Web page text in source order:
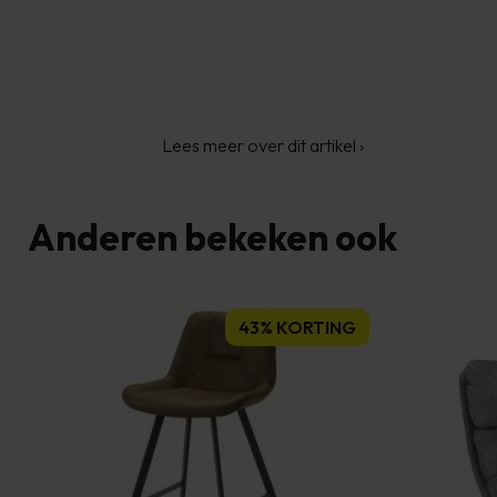
Lees meer over dit artikel ›
Anderen bekeken ook
43% KORTING